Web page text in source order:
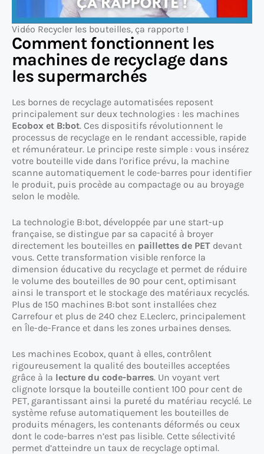
Vidéo Recycler les bouteilles, ça rapporte !
Comment fonctionnent les
machines de recyclage dans
les supermarchés
Les bornes de recyclage automatisées reposent
principalement sur deux technologies : les machines
Ecobox et B:bot. Ces dispositifs révolutionnent le
processus de recyclage en le rendant accessible, rapide
et rémunérateur. Le principe reste simple : vous insérez
votre bouteille vide dans l’orifice prévu, la machine
scanne automatiquement le code-barres pour identifier
le produit, puis procède au compactage ou au broyage
selon le modèle.
La technologie B:bot, développée par une start-up
française, se distingue par sa capacité à broyer
directement les bouteilles en paillettes de PET devant
vous. Cette transformation visible renforce la
dimension éducative du recyclage et permet de réduire
le volume des bouteilles de 90 pour cent, optimisant
ainsi le transport et le stockage des matériaux recyclés.
Plus de 150 machines B:bot sont installées chez
Carrefour et plus de 240 chez E.Leclerc, principalement
en Île-de-France et dans les zones urbaines denses.
Les machines Ecobox, quant à elles, contrôlent
rigoureusement la qualité des bouteilles acceptées
grâce à la lecture du code-barres. Un voyant vert
clignote lorsque la bouteille contient 100 pour cent de
PET, garantissant ainsi la pureté du matériau recyclé. Le
système refuse automatiquement les bouteilles de
produits ménagers, les contenants déformés ou ceux
dont le code-barres n’est pas lisible. Cette sélectivité
permet d’atteindre un taux de recyclage optimal.